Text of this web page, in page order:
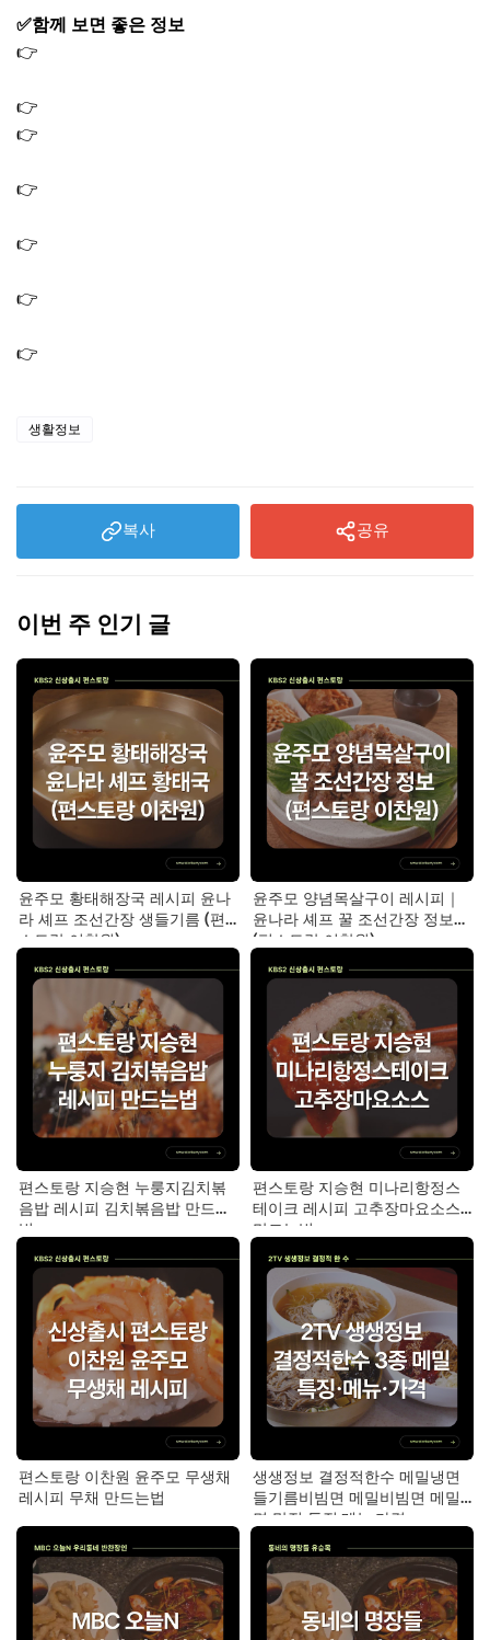
✅함께 보면 좋은 정보
👉
👉
👉
👉
👉
👉
👉
생활정보
복사 공유
이번 주 인기 글
윤주모 황태해장국 레시피 윤나
라 셰프 조선간장 생들기름 (편
스토랑 이찬원)
윤주모 양념목살구이 레시피｜
윤나라 셰프 꿀 조선간장 정보
(편스토랑 이찬원)
편스토랑 지승현 누룽지김치볶
음밥 레시피 김치볶음밥 만드는
법
편스토랑 지승현 미나리항정스
테이크 레시피 고추장마요소스
만드는법
편스토랑 이찬원 윤주모 무생채
레시피 무채 만드는법
생생정보 결정적한수 메밀냉면
들기름비빔면 메밀비빔면 메밀
면 맛집 특징·메뉴·가격